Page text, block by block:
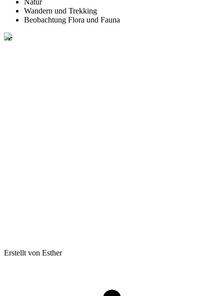
Natur
Wandern und Trekking
Beobachtung Flora und Fauna
Erstellt von Esther